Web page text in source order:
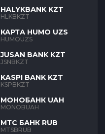
HALYKBANK KZT
HLKBKZT
КАРТА HUMO UZS
HUMOUZS
JUSAN BANK KZT
JSNBKZT
KASPI BANK KZT
KSPBKZT
МОНОБАНК UAH
MONOBUAH
МТС БАНК RUB
MTSBRUB